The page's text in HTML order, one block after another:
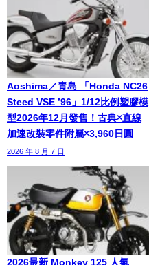
Aoshima／青島 「Honda NC26
Steed VSE ’96」1/12比例塑膠模
型2026年12月發售！古典×直線
加速改裝零件附屬×3,960日圓
2026 年 8 月 7 日
2026最新 Monkey 125 人氣